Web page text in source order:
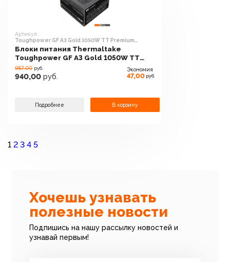
Артикул:
Toughpower GF A3 Gold 1050W TT Premium
Edition PS-TPD-1050FNFAGE-H
Блоки питания Thermaltake
Toughpower GF A3 Gold 1050W TT
Premium Edition PS-TPD-1050FNFAGE-
H
987.00 руб.
940,00 руб.
Экономия
47,00 руб.
Подробнее В корзину
1 2 3 4 5
Хочешь узнавать
полезные новости
Подпишись на нашу рассылку новостей и
узнавай первым!